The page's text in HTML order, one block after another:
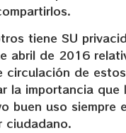
tiene SU
abril de 2016
de
la importancia
buen uso siempre
ciudadano.